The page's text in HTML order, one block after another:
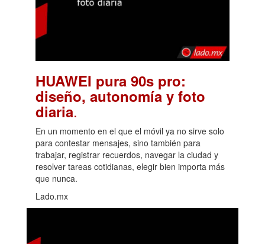
HUAWEI pura 90s pro:
diseño, autonomía y foto
diaria.
En un momento en el que el móvil ya no sirve solo
para contestar mensajes, sino también para
trabajar, registrar recuerdos, navegar la ciudad y
resolver tareas cotidianas, elegir bien importa más
que nunca.
Lado.mx